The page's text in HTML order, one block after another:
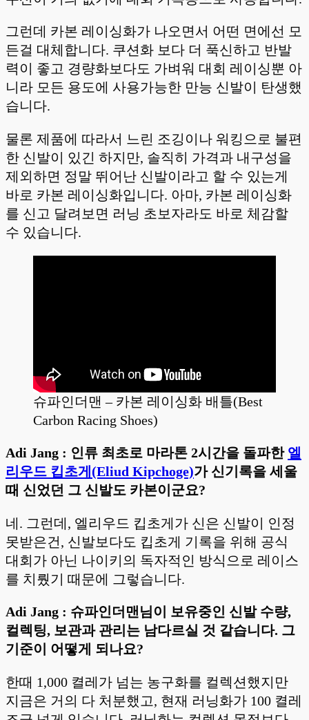
그런데 카본 레이싱화가 나오면서 어떤 면에선 모
든걸 대체합니다. 쿠션화 보다 더 푹신하고 반발
력이 좋고 경량화보다도 가벼워 대회 레이싱뿐 아
니라 모든 용도에 사용가능한 만능 신발이 탄생했
습니다.
물론 제품에 따라서 느린 조깅이나 워킹으로 불편
한 신발이 있긴 하지만, 솔직히 가격과 내구성을
제외하면 정말 뛰어난 신발이라고 할 수 있는게
바로 카본 레이싱화입니다. 아마, 카본 레이싱화
를 신고 달려보면 러닝 초보자라도 바로 체감할
수 있습니다.
슈파인더맨 – 카본 레이싱화 배틀(Best
Carbon Racing Shoes)
Adi Jang : 인류 최초로 마라톤 2시간을 돌파한 엘
리우드 킵초게(Eliud Kipchoge)가 신기록을 세울
때 신었던 그 신발도 카본이군요?
네. 그런데, 엘리우드 킵초게가 신은 신발이 인정
못받은건, 신발보다도 킵초게 기록을 위해 공식
대회가 아닌 나이키의 독자적인 방식으로 레이스
를 치뤘기 때문에 그렇습니다.
Adi Jang : 슈파인더맨님이 보유중인 신발 수량,
컬렉팅, 보관과 관리는 남다르실 것 같습니다. 그
기준이 어떻게 되나요?
한때 1,000 켤레가 넘는 농구화를 컬렉션했지만
지금은 거의 다 처분했고, 현재 러닝화가 100 켤레